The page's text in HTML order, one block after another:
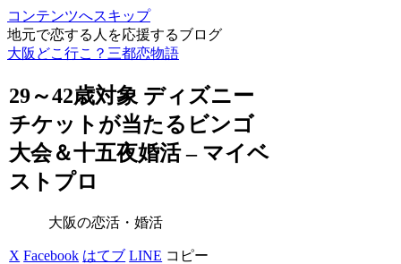
コンテンツへスキップ
地元で恋する人を応援するブログ
大阪どこ行こ？三都恋物語
29～42歳対象 ディズニー
チケットが当たるビンゴ
大会＆十五夜婚活– マイベ
ストプロ
大阪の恋活・婚活
X Facebook はてブ LINE コピー